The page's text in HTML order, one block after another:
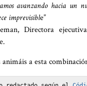
avanzando hacia un
imprevisible”
Directora
animáis a esta